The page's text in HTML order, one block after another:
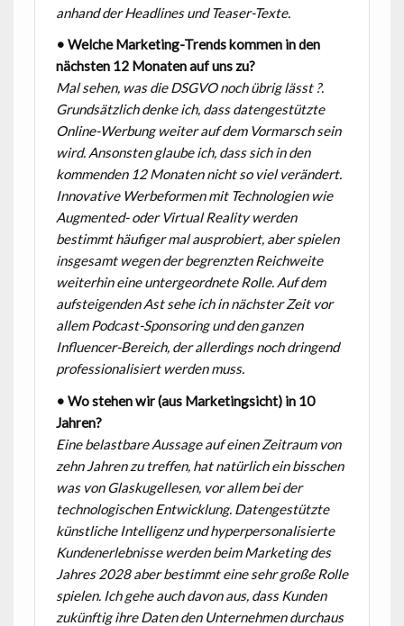
anhand der Headlines und Teaser-Texte.
• Welche Marketing-Trends kommen in den
nächsten 12 Monaten auf uns zu?
Mal sehen, was die DSGVO noch übrig lässt ?.
Grundsätzlich denke ich, dass datengestützte
Online-Werbung weiter auf dem Vormarsch sein
wird. Ansonsten glaube ich, dass sich in den
kommenden 12 Monaten nicht so viel verändert.
Innovative Werbeformen mit Technologien wie
Augmented- oder Virtual Reality werden
bestimmt häufiger mal ausprobiert, aber spielen
insgesamt wegen der begrenzten Reichweite
weiterhin eine untergeordnete Rolle. Auf dem
aufsteigenden Ast sehe ich in nächster Zeit vor
allem Podcast-Sponsoring und den ganzen
Influencer-Bereich, der allerdings noch dringend
professionalisiert werden muss.
• Wo stehen wir (aus Marketingsicht) in 10
Jahren?
Eine belastbare Aussage auf einen Zeitraum von
zehn Jahren zu treffen, hat natürlich ein bisschen
was von Glaskugellesen, vor allem bei der
technologischen Entwicklung. Datengestützte
künstliche Intelligenz und hyperpersonalisierte
Kundenerlebnisse werden beim Marketing des
Jahres 2028 aber bestimmt eine sehr große Rolle
spielen. Ich gehe auch davon aus, dass Kunden
zukünftig ihre Daten den Unternehmen durchaus